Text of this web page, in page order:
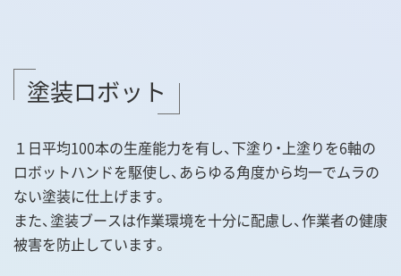
塗装ロボット
１日平均100本の生産能力を有し、下塗り・上塗りを6軸の
ロボットハンドを駆使し、あらゆる角度から均一でムラの
ない塗装に仕上げます。
また、塗装ブースは作業環境を十分に配慮し、作業者の健康
被害を防止しています。